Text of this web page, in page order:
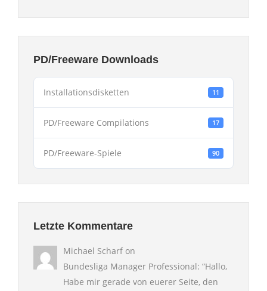
PD/Freeware Downloads
Installationsdisketten 11
PD/Freeware Compilations 17
PD/Freeware-Spiele 90
Letzte Kommentare
Michael Scharf on
Bundesliga Manager Professional: “Hallo,
Habe mir gerade von euerer Seite, den